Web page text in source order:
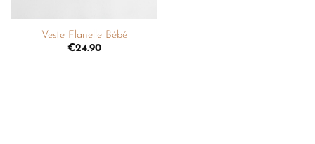
Veste Flanelle Bébé
€24.90